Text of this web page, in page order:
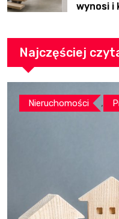
wynosi i
Najczęściej
Nieruchomości ,